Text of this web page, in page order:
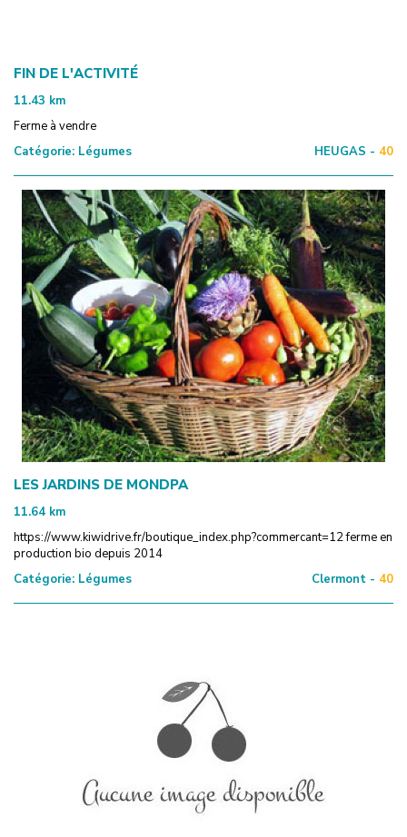
FIN DE L'ACTIVITÉ
11.43 km
Ferme à vendre
Catégorie: Légumes HEUGAS - 40
LES JARDINS DE MONDPA
11.64 km
https://www.kiwidrive.fr/boutique_index.php?commercant=12 ferme en
production bio depuis 2014
Catégorie: Légumes Clermont - 40